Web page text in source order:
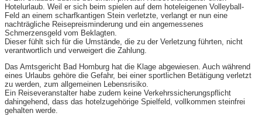
Hotelurlaub. Weil er sich beim spielen auf dem hoteleigenen Volleyball-
Feld an einem scharfkantigen Stein verletzte, verlangt er nun eine
nachträgliche Reisepreisminderung und ein angemessenes
Schmerzensgeld vom Beklagten.
Dieser fühlt sich für die Umstände, die zu der Verletzung führten, nicht
verantwortlich und verweigert die Zahlung.
Das Amtsgericht Bad Homburg hat die Klage abgewiesen. Auch während
eines Urlaubs gehöre die Gefahr, bei einer sportlichen Betätigung verletzt
zu werden, zum allgemeinen Lebensrisiko.
Ein Reiseveranstalter habe zudem keine Verkehrssicherungspflicht
dahingehend, dass das hotelzugehörige Spielfeld, vollkommen steinfrei
gehalten werde.